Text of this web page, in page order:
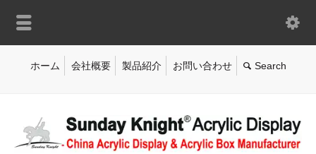
ホーム 会社概要 製品紹介 お問い合わせ